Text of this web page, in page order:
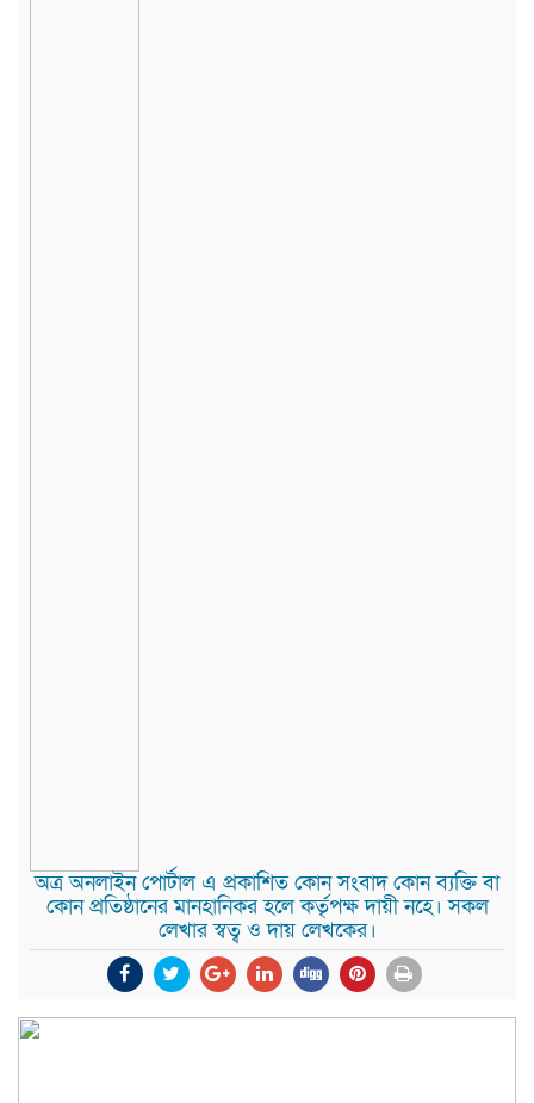
অত্র অনলাইন পোর্টাল এ প্রকাশিত কোন সংবাদ কোন ব্যক্তি বা
কোন প্রতিষ্ঠানের মানহানিকর হলে কর্তৃপক্ষ দায়ী নহে। সকল
লেখার স্বত্ব ও দায় লেখকের।